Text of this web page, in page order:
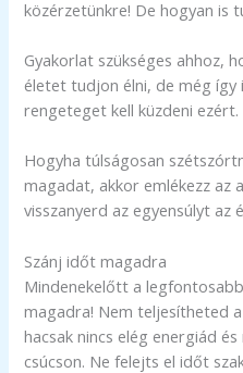
közérzetünkre! De hogyan is
Gyakorlat szükséges ahhoz,
életet tudjon élni, de még így
rengeteget kell küzdeni ezért.
Hogyha túlságosan
magadat, akkor emlékezz az
visszanyerd az egyensúlyt az
Szánj időt magadra
Mindenekelőtt a
magadra! Nem teljesítheted
hacsak nincs elég energiád
csúcson. Ne felejts el időt